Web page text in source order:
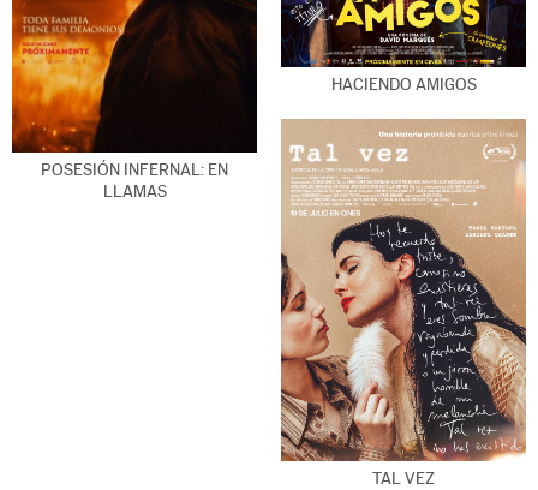
POSESIÓN INFERNAL: EN
LLAMAS
HACIENDO AMIGOS
TAL VEZ